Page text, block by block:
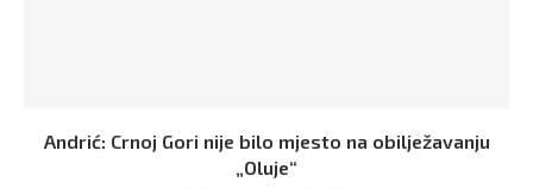
Andrić: Crnoj Gori nije bilo mjesto na obilježavanju
„Oluje“